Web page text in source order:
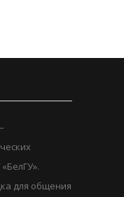
для общения